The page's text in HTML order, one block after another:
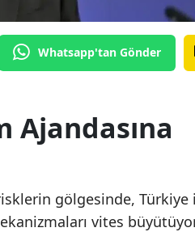
Whatsapp'tan Gönder
Ajandasına
gölgesinde, Türkiye
vites